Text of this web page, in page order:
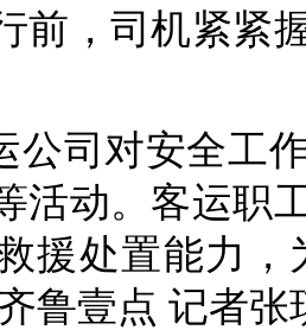
前，司机紧紧
公司对安全工
活动。客运职
援处置能力
鲁壹点 记者